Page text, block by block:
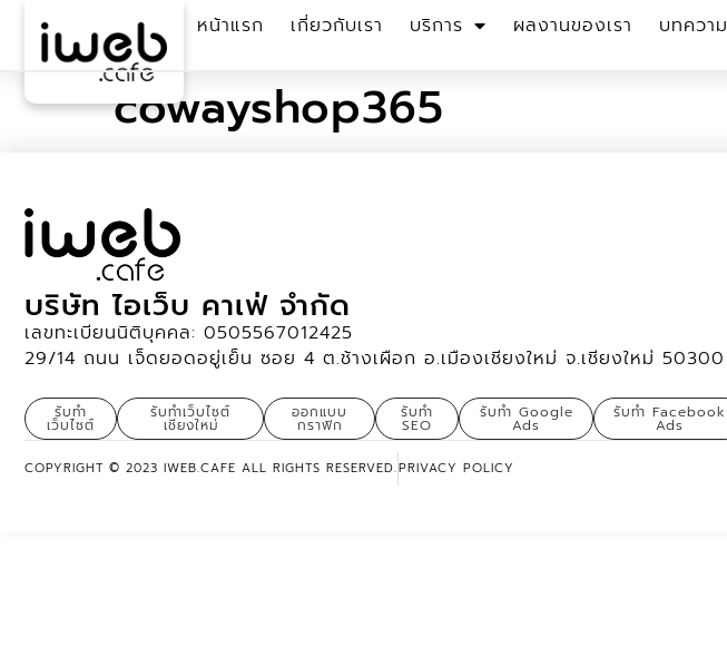
หน้าแรก เกี่ยวกับเรา บริการ ผลงานของเรา บทความ
cowayshop365
บริษัท ไอเว็บ คาเฟ่ จำกัด
เลขทะเบียนนิติบุคคล: 0505567012425
29/14 ถนน เจ็ดยอดอยู่เย็น ซอย 4 ต.ช้างเผือก อ.เมืองเชียงใหม่ จ.เชียงใหม่ 50300
รับทำ
เว็บไซต์
รับทำเว็บไซต์
เชียงใหม่
ออกแบบ
กราฟิก
รับทำ
SEO
รับทำ Google
Ads
รับทำ Facebook
Ads
COPYRIGHT © 2023 IWEB.CAFE ALL RIGHTS RESERVED.PRIVACY POLICY